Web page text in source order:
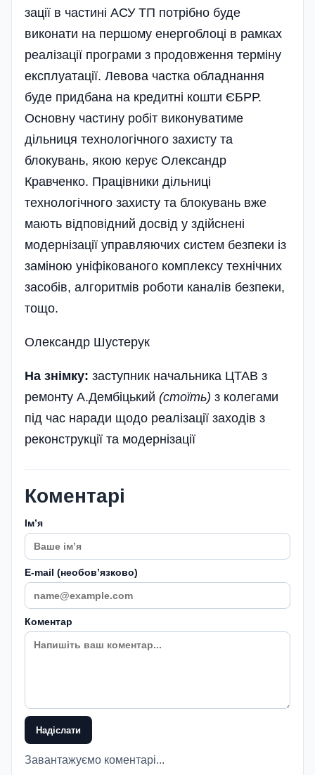
зації в частині АСУ ТП потрібно буде
виконати на першому енергоблоці в рамках
реалізації програми з продовження терміну
експлуатації. Левова частка обладнання
буде придбана на кредитні кошти ЄБРР.
Основну частину робіт виконуватиме
дільниця технологічного захисту та
блокувань, якою керує Олександр
Кравченко. Працівники дільниці
технологічного захисту та блокувань вже
мають відповідний досвід у здійснені
модернізації управляючих систем безпеки із
заміною уніфікованого комплексу технічних
засобів, алгоритмів роботи каналів безпеки,
тощо.
Олександр Шустерук
На знімку: заступник начальника ЦТАВ з
ремонту А.Дембіцький (стоїть) з колегами
під час наради щодо реалізації заходів з
реконструкції та модернізації
Коментарі
Імʼя
E-mail (необовʼязково)
Коментар
Надіслати
Завантажуємо коментарі...